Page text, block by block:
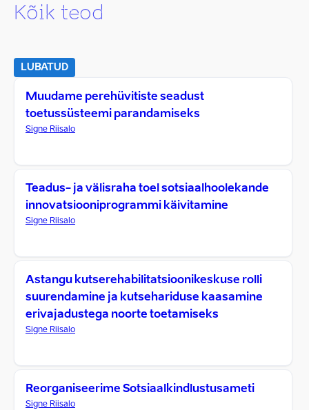
Kõik teod
LUBATUD
Muudame perehüvitiste seadust
toetussüsteemi parandamiseks
Signe Riisalo
Teadus- ja välisraha toel sotsiaalhoolekande
innovatsiooniprogrammi käivitamine
Signe Riisalo
Astangu kutserehabilitatsioonikeskuse rolli
suurendamine ja kutsehariduse kaasamine
erivajadustega noorte toetamiseks
Signe Riisalo
Reorganiseerime Sotsiaalkindlustusameti
Signe Riisalo